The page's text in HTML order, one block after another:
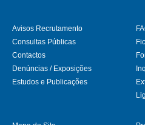
Avisos Recrutamento
Consultas Públicas
Contactos
Denúncias / Exposições
Estudos e Publicações